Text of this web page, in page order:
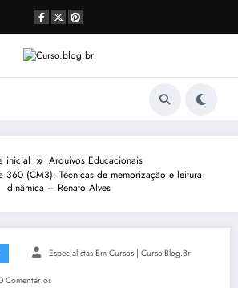
inicial
Arquivos Educacionais
360 (CM3): Técnicas de memorização e leitura
dinâmica – Renato Alves
Especialistas Em Cursos | Curso.blog.br
Comentários